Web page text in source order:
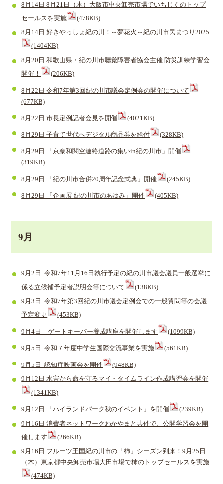
8月14日 8月21日（木）大阪市中央卸売市場でいちじくのトップ
セールスを実施
(478KB)
8月14日 好きやっしょ紀の川！～夢花火～紀の川市民まつり2025
(1404KB)
8月20日 和歌山県・紀の川市聴覚障害者協会主催 防災訓練学習会
開催！
(206KB)
8月22日 令和7年第3回紀の川市議会定例会の開催について
(677KB)
8月22日 市長定例記者会見を開催 (4021KB)
8月29日 子育て世代へデジタル商品券を給付 (328KB)
8月29日 「京奈和関空連絡道路の集いin紀の川市」開催
(319KB)
8月29日 「紀の川市合併20周年記念式典」開催 (245KB)
8月29日 「企画展 紀の川市のあゆみ」開催 (405KB)
9月
9月2日 令和7年11月16日執行予定の紀の川市議会議員一般選挙に
係る立候補予定者説明会等について
(138KB)
9月3日 令和7年第3回紀の川市議会定例会での一般質問等の会議
予定変更
(453KB)
9月4日 ゲートキーパー養成講座を開催します (1099KB)
9月5日 令和７年度中学生国際交流事業を実施 (561KB)
9月5日 認知症映画会を開催 (948KB)
9月12日 水害から命を守るマイ・タイムライン作成講習会を開催
(1341KB)
9月12日 「ハイランドパーク秋のイベント」を開催 (239KB)
9月16日 消費者ネットワークわかやまと共催で、公開学習会を開
催します
(266KB)
9月16日 フルーツ王国紀の川市の「柿」シーズン到来！9月25日
（木）東京都中央卸売市場大田市場で柿のトップセールスを実施
(474KB)